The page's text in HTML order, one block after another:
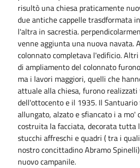
risultò una chiesa praticamente
due antiche cappelle trasdformata
l'altra in sacrestia.
venne aggiunta una nuova navata.
colonnato completava l'edificio.
di ampliamento del colonnato
ma i lavori maggiori, quelli che
attuale alla chiesa, furono
dell'ottocento e il 1935. Il
allungato, alzato e sfiancato i a mo'
costruita la facciata, decorata tutta
stucchi affreschi e quadri ( tra i
nostro concittadino Abramo
nuovo campanile.